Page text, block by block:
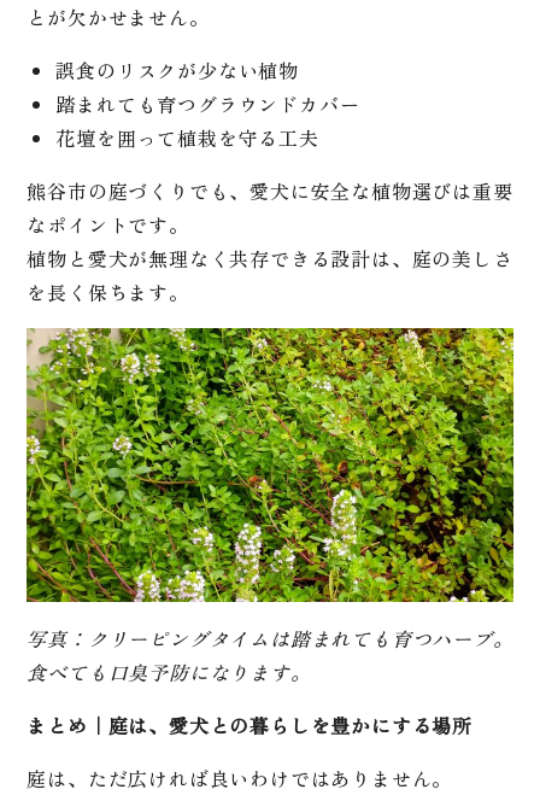
とが欠かせません。
誤食のリスクが少ない植物
踏まれても育つグラウンドカバー
花壇を囲って植栽を守る工夫
熊谷市の庭づくりでも、愛犬に安全な植物選びは重要
なポイントです。
植物と愛犬が無理なく共存できる設計は、庭の美しさ
を長く保ちます。
写真：クリーピングタイムは踏まれても育つハーブ。
食べても口臭予防になります。
まとめ｜庭は、愛犬との暮らしを豊かにする場所
庭は、ただ広ければ良いわけではありません。